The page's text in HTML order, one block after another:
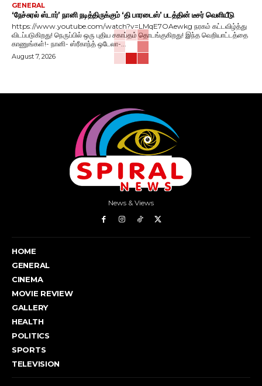
GENERAL
‘நேச்சுரல் ஸ்டார்’ நானி நடித்திருக்கும் ‘தி பாரடைஸ்’ படத்தின் டீசர் வெளியீடு
https://www.youtube.com/watch?v=LMqE7OAewkg நரகம் கட்டவிழ்த்து
விடப்படுகிறது! நெருப்பில் ஒரு புதிய சகாப்தம் தொடங்குகிறது! இந்த வெறியாட்டத்தை
காணுங்கள்!- நானி- ஸ்ரீகாந்த் ஒடேலா-...
August 7, 2026
News & Views
HOME
GENERAL
CINEMA
MOVIE REVIEW
GALLERY
HEALTH
POLITICS
SPORTS
TELEVISION